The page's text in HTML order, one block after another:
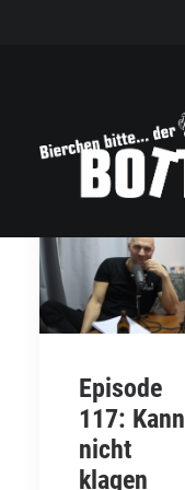
Episode
117: Kann
nicht
klagen